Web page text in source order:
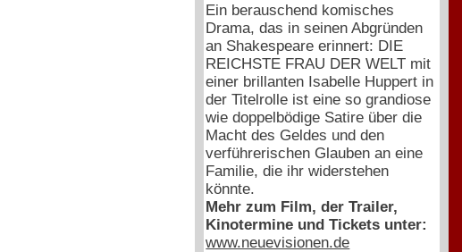
Ein berauschend komisches
Drama, das in seinen Abgründen
an Shakespeare erinnert: DIE
REICHSTE FRAU DER WELT mit
einer brillanten Isabelle Huppert in
der Titelrolle ist eine so grandiose
wie doppelbödige Satire über die
Macht des Geldes und den
verführerischen Glauben an eine
Familie, die ihr widerstehen
könnte.
Mehr zum Film, der Trailer,
Kinotermine und Tickets unter:
www.neuevisionen.de